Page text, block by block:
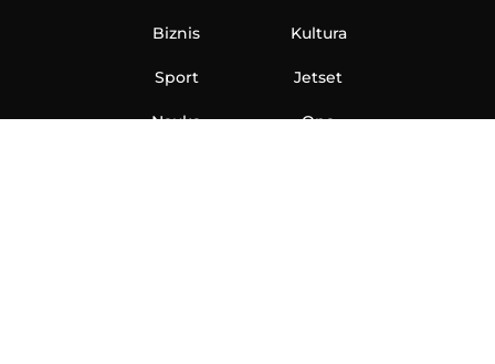
Biznis
Sport
Nauka
Kultura
Jetset
Ona